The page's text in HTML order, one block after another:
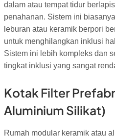
dalam atau tempat tidur
penahanan. Sistem ini
leburan atau keramik berpori
untuk menghilangkan inklusi
Sistem ini lebih kompleks dan
tingkat inklusi yang sangat
Kotak Filter
Aluminium Silikat)
Rumah modular keramik atau